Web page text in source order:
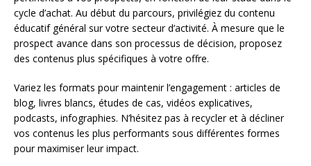
cycle d’achat. Au début du parcours, privilégiez du contenu
éducatif général sur votre secteur d’activité. À mesure que le
prospect avance dans son processus de décision, proposez
des contenus plus spécifiques à votre offre.
Variez les formats pour maintenir l’engagement : articles de
blog, livres blancs, études de cas, vidéos explicatives,
podcasts, infographies. N’hésitez pas à recycler et à décliner
vos contenus les plus performants sous différentes formes
pour maximiser leur impact.